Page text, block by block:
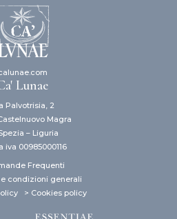
Lunae
Palvotrisia, 2
Magra
– Liguria
iva 00985000116
Frequenti
e condizioni generali
> Cookies policy